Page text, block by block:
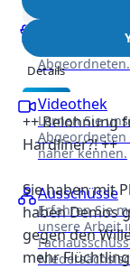
Alle Reden
Abgeordneten.
Videothek
Lernen Sie
näher kennen.
Ausschüsse
Erfahren Sie
unsere Arbeit
11. Februar
REDE
VON
Details
++ Belohnung
Hardliner?! ++
Sie haben mit
haben Demos
gegen den
mehr